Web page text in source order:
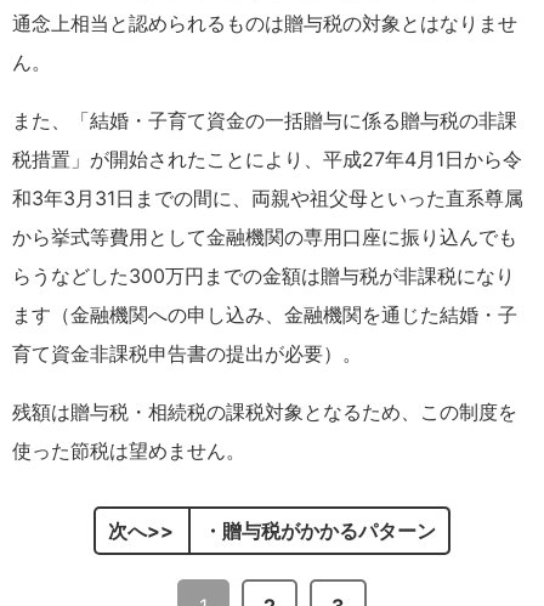
通念上相当と認められるものは贈与税の対象とはなりませ
ん。
また、「結婚・子育て資金の一括贈与に係る贈与税の非課
税措置」が開始されたことにより、平成27年4月1日から令
和3年3月31日までの間に、両親や祖父母といった直系尊属
から挙式等費用として金融機関の専用口座に振り込んでも
らうなどした300万円までの金額は贈与税が非課税になり
ます（金融機関への申し込み、金融機関を通じた結婚・子
育て資金非課税申告書の提出が必要）。
残額は贈与税・相続税の課税対象となるため、この制度を
使った節税は望めません。
次へ ・贈与税がかかるパターン